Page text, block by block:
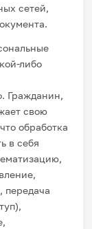
сетей,
либо
Гражданин,
свою
обработка
в себя
передача